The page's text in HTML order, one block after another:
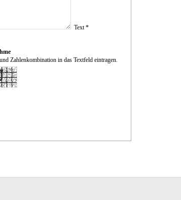
Text *
Zahlenkombination in das Textfeld eintragen.